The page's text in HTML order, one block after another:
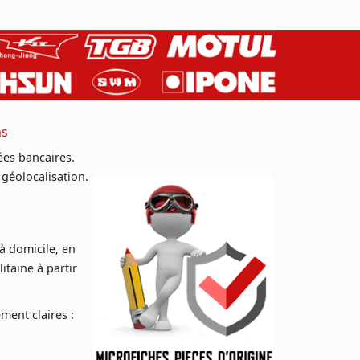
bancaires.
domicile, en
à partir
claires :